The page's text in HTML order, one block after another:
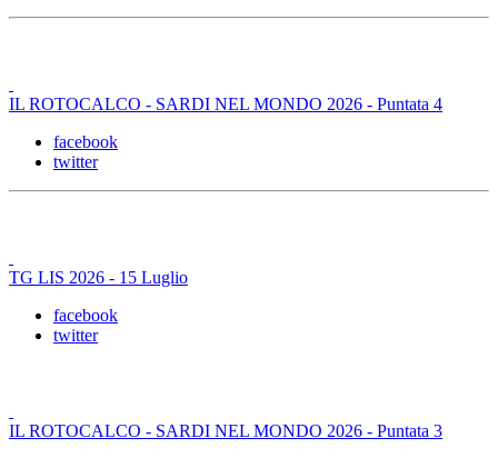
IL ROTOCALCO - SARDI NEL MONDO 2026 - Puntata 4
facebook
twitter
TG LIS 2026 - 15 Luglio
facebook
twitter
IL ROTOCALCO - SARDI NEL MONDO 2026 - Puntata 3